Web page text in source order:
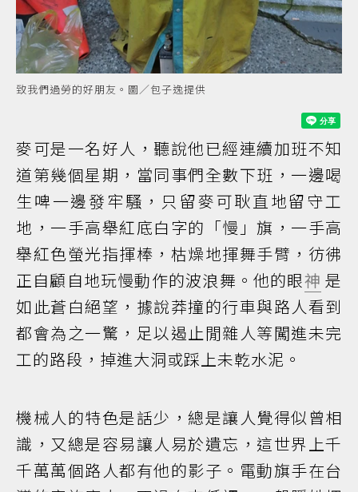
致我們過勞的好朋友。圖／包子逸提供
麥可是一名好人，聽說他已經連續加班不知
道第幾個星期，當同事們全數下班，一邊喝
生啤一邊發牢騷，只留麥可耿直地留守工
地，一手高舉紅底白字的「慢」旗，一手高
舉紅色螢光指揮棒，枯燥地揮舞手臂，彷彿
正自顧自地玩慢動作的波浪舞。他的眼神 是
如此蒼白絕望，據說莽撞的行車與路人看到
都會為之一驚，足以遏止閒雜人等闖進未完
工的路段，掉進大洞或踩上未乾水泥。
機械人的特色是話少，總是讓人覺得似曾相
識，又總是容易讓人易於遺忘，這世界上千
千萬萬個路人都有他的影子。電動旗手在台